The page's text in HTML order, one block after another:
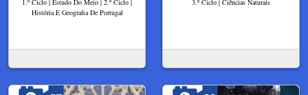
História E Geografia De Portugal